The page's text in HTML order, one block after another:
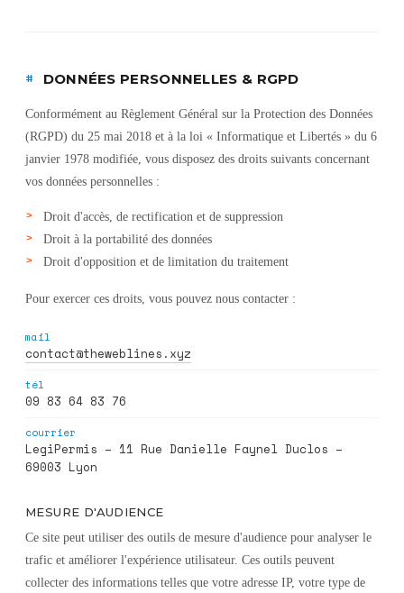
# DONNÉES PERSONNELLES & RGPD
Conformément au Règlement Général sur la Protection des Données
(RGPD) du 25 mai 2018 et à la loi « Informatique et Libertés » du 6
janvier 1978 modifiée, vous disposez des droits suivants concernant
vos données personnelles :
Droit d'accès, de rectification et de suppression
Droit à la portabilité des données
Droit d'opposition et de limitation du traitement
Pour exercer ces droits, vous pouvez nous contacter :
mail
contact@theweblines.xyz
tél
09 83 64 83 76
courrier
LegiPermis – 11 Rue Danielle Faynel Duclos –
69003 Lyon
MESURE D'AUDIENCE
Ce site peut utiliser des outils de mesure d'audience pour analyser le
trafic et améliorer l'expérience utilisateur. Ces outils peuvent
collecter des informations telles que votre adresse IP, votre type de